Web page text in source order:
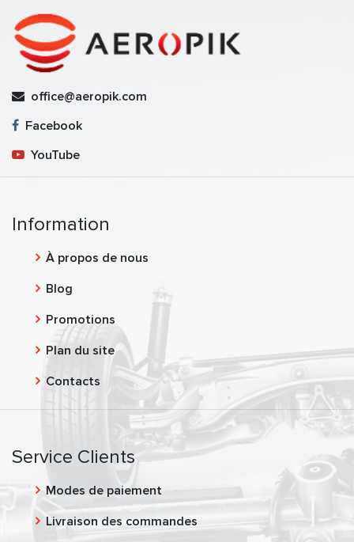
office@aeropik.com
Facebook
YouTube
Information
À propos de nous
Blog
Promotions
Plan du site
Contacts
Service Clients
Modes de paiement
Livraison des commandes